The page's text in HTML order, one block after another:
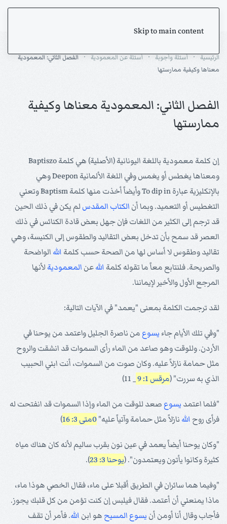
Skip to main content
الرئيسية أسئلة وأجوبة أسئلة عن المعمودية
الفصل الثاني: المعمودية
معناها وكيفية ممارستها
الفصل الثاني: المعمودية معناها وكيفية
ممارستها
إن كلمة معمودية باللغة اليونانية (الأصلية) هي كلمة Baptiszo
ومعناها يغطس أو يغمس وفي اللغة الألمانية Deepon وهي
بالإنكليزية عبارة To dip in وأيضاً أخذت منها كلمة Baptism وتعني
التغطيس أو التعميد. وبما أن الكتاب المقدس لم يكن في ذلك الحين
قد ترجم إلى الكثير من اللغات فإن جهل بعض قادة الكنائس في ذلك
العصر قد سمح بأن تدخل بعض التقاليد والطقوس إلى الكنيسة، وهي
تقاليد وطقوس لا أساس لها من الصحة حسب كلمة الله الواضحة
والصريحة. فلنتابع معاً ما تقوله كلمة اللهعن المعمودية لأنها
المرجع الأول والأخير لإيماننا.
لقد ترجمت الكلمة بمعنى "يعمد" في الآيات التالية:
"وفي تلك الأيام جاء يسوع من ناصرة الجليل واعتمد من يوحنا في
الأردن. وللوقت وهو صاعد من الماء رأى السموات قد انشقت والروح
مثل حمامة نازلاً عليه. وكان صوت من السموات، أنت ابني الحبيب
الذي به سررت" (مرقس 1: 9 _ 11)
"فلما اعتمد يسوع صعد للوقت من الماء وإذا السموات قد انفتحت له
فرأى روح الله نازلاً مثل حمامة وآتياً عليه"0متى 3: 16 )
"وكان يوحنا أيضاً يعمد في عين نون بقرب ساليم لأنه كان هناك مياه
كثيرة وكانوا يأتون ويعتمدون". (يوحنا 3: 23 ).
"وفيما هما سائران في الطريق أقبلا على ماء، فقال الخصي هوذا ماء،
ماذا يمنعني أن أعتمد. فقال فيلبس إن كنت تؤمن من كل قلبك يجوز.
فأجاب وقال أنا أومن أن يسوع المسيح هو ابن الله. فأمر أن تقف